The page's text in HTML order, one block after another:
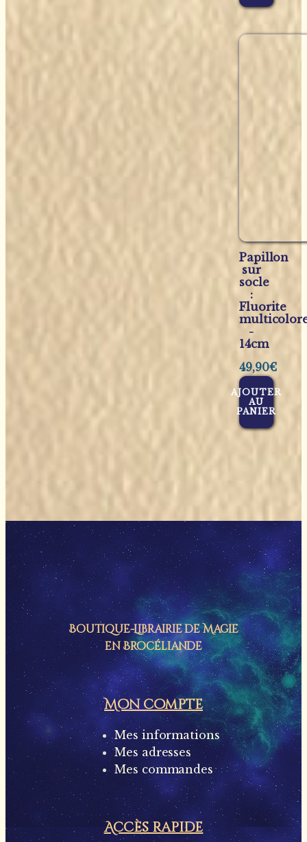
Papillon
sur
socle
:
Fluorite
-
14cm
49,90€
AJOUTER
AU
PANIER
Boutique-Librairie deMagie
en Brocéliande
Mon compte
Mes informations
Mes adresses
Mes commandes
Accès rapide